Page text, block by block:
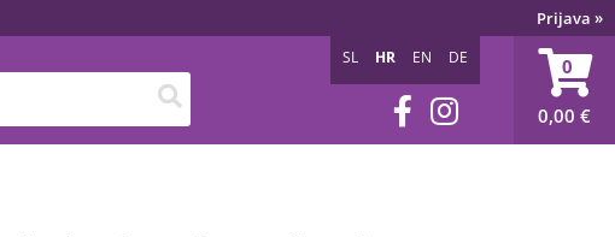
Prijava »
0
0,00 €
SL HR EN DE